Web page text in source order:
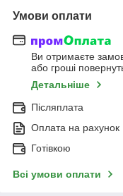
Умови оплати
Ви отримаєте
або гроші
Детальніше
Післяплата
Оплата на рахунок
Готівкою
Всі умови оплати